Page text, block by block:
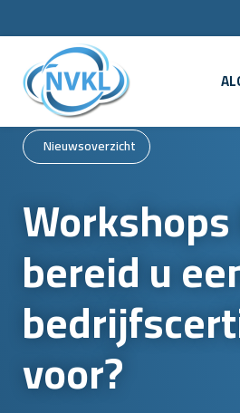
Nieuwsoverzicht
bereid u
voor?